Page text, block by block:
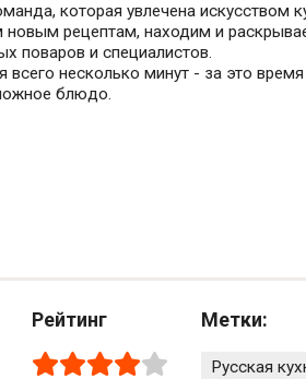
которая увлечена
рецептам, находим и
поваров и специалистов.
всего несколько минут - за это
блюдо.
Рейтинг Метки:
Русская